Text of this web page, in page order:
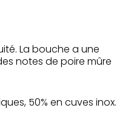
La bouche a une
notes de poire mûre
50% en cuves inox.